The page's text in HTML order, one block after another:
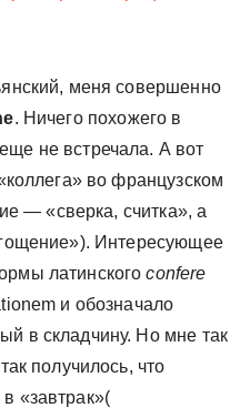
меня совершенно
. Ничего похожего в
не встречала. А вот
во французском
— «сверка, считка», а
Интересующее
латинскогоconfere
и обозначало
в складчину. Но мне так
получилось, что
«завтрак»(